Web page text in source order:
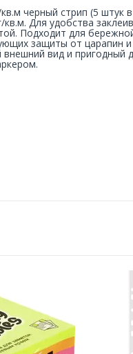
черный стрип (5
Для удобства
Подходит для
защиты от царапин
вид и пригодный